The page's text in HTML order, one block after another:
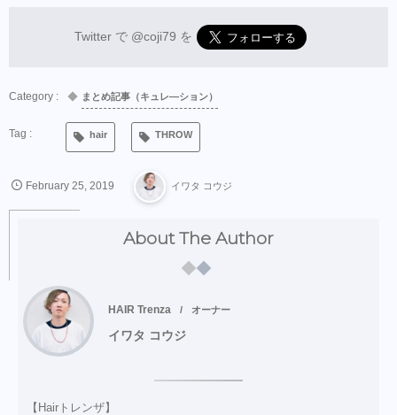
Twitter で @coji79 を
まとめ記事（キュレ―ション）
hair THROW
February 25,2019 イワタ コウジ
About The Author
HAIR Trenza オーナー
イワタ コウジ
【Hairトレンザ】